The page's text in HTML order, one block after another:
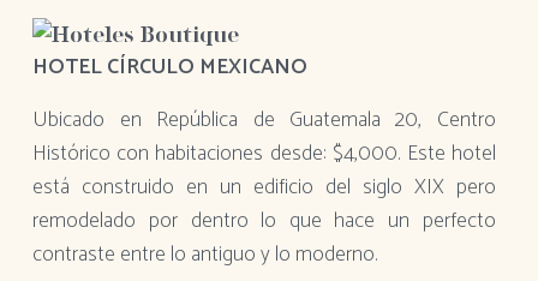
HOTEL CÍRCULO MEXICANO
Ubicado en República de Guatemala 20, Centro
Histórico con habitaciones desde: $4,000. Este hotel
está construido en un edificio del siglo XIX pero
remodelado por dentro lo que hace un perfecto
contraste entre lo antiguo y lo moderno.